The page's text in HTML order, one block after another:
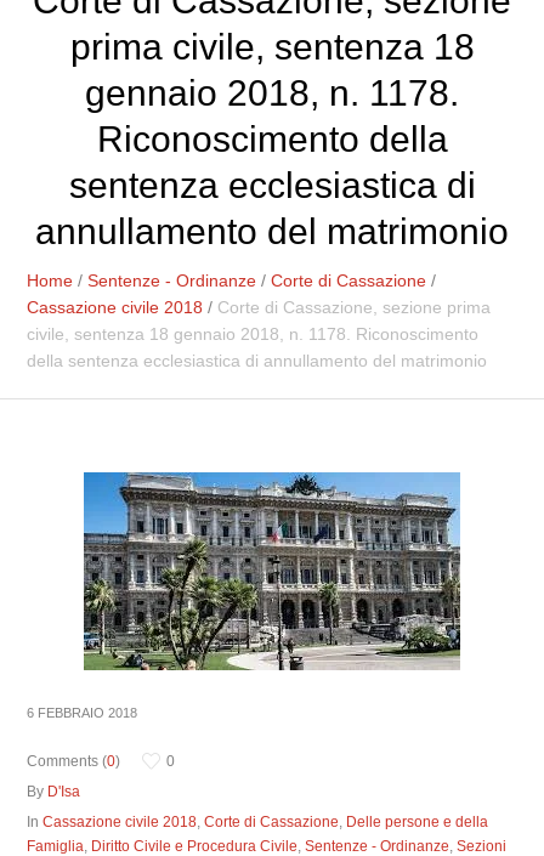
prima civile, sentenza 18
gennaio 2018, n. 1178.
Riconoscimento della
sentenza ecclesiastica di
annullamento del matrimonio
Home /Sentenze - Ordinanze /Corte di Cassazione /
Cassazione civile 2018 / Corte di Cassazione, sezione prima
civile, sentenza 18 gennaio 2018, n. 1178. Riconoscimento
della sentenza ecclesiastica di annullamento del matrimonio
6 FEBBRAIO 2018
Comments (0)
0
By D'Isa
InCassazione civile 2018,Corte di Cassazione, Delle persone e della
Famiglia, Diritto Civile e Procedura Civile,Sentenze - Ordinanze,Sezioni